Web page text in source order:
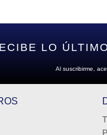
LO
Al suscribirme,